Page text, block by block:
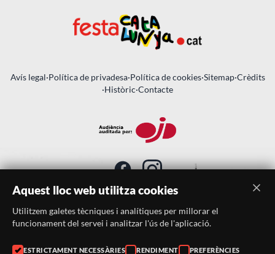
Avís legal·Política de privadesa·Política de cookies·Sitemap·Crèdits
·Històric·Contacte
SUBSCRIU-TE AL BUTLLETÍ
Telèfon: 938046359
Aquest lloc web utilitza cookies
Utilitzem galetes tècniques i analítiques per millorar el
funcionament del servei i analitzar l'ús de l'aplicació.
ESTRICTAMENT NECESSÀRIES RENDIMENT PREFERÈNCIES